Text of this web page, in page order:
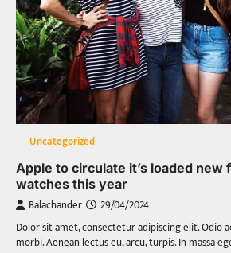
Uncategorized
Apple to circulate it’s loaded new
watches this year
Balachander 29/04/2024
Dolor sit amet, consectetur adipiscing elit. Odio
morbi. Aenean lectus eu, arcu, turpis. In massa